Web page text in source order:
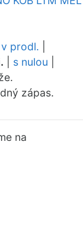
prodl.
s nulou
zápas.
na